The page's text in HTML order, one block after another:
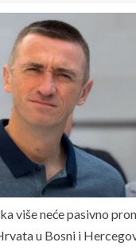
više neće pasivno
u Bosni i